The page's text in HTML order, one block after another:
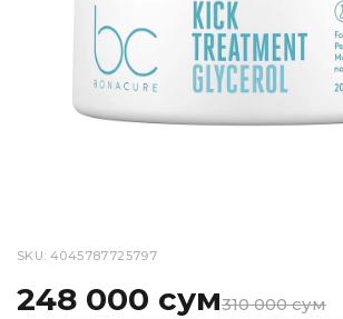
SKU: 4045787725797
248 000 сум310 000 сум